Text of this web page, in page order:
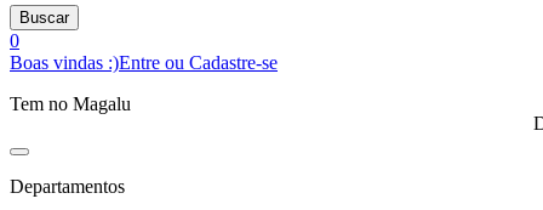
Buscar
0
Boas vindas :)Entre ou Cadastre-se
Tem no Magalu
Departamentos